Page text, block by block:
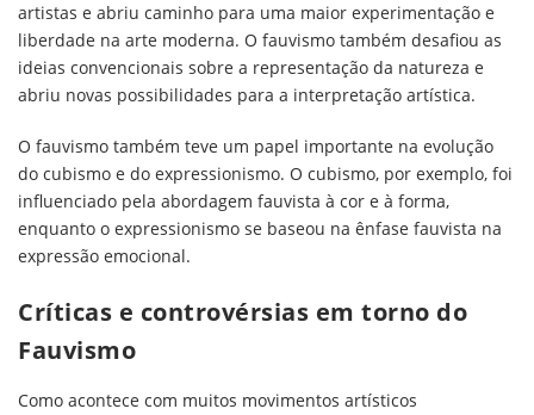
artistas e abriu caminho para uma maior experimentação e
liberdade na arte moderna. O fauvismo também desafiou as
ideias convencionais sobre a representação da natureza e
abriu novas possibilidades para a interpretação artística.
O fauvismo também teve um papel importante na evolução
do cubismo e do expressionismo. O cubismo, por exemplo, foi
influenciado pela abordagem fauvista à cor e à forma,
enquanto o expressionismo se baseou na ênfase fauvista na
expressão emocional.
Críticas e controvérsias em torno do
Fauvismo
Como acontece com muitos movimentos artísticos